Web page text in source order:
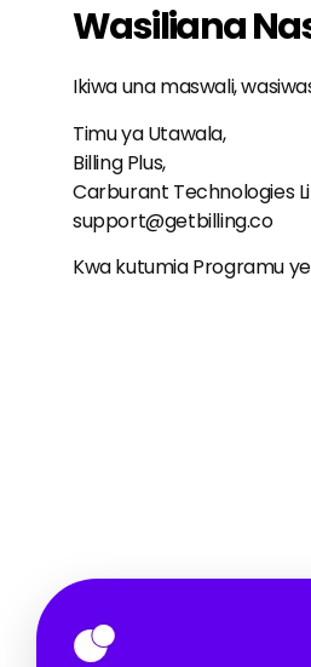
Wasiliana
Ikiwa una maswali,
Timu ya Utawala,
Billing Plus,
Carburant Technologies
support@getbilling.co
Kwa kutumia Programu